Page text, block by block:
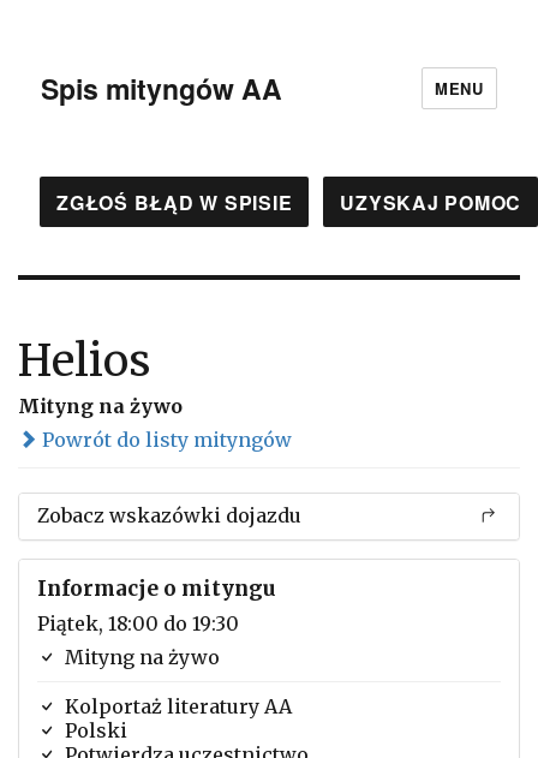
Spis mityngów AA MENU
ZGŁOŚ BŁĄD W SPISIE UZYSKAJ POMOC
Helios
Mityng na żywo
Powrót do listy mityngów
Zobacz wskazówki dojazdu
Informacje o mityngu
Piątek, 18:00 do 19:30
Mityng na żywo
Kolportaż literatury AA
Polski